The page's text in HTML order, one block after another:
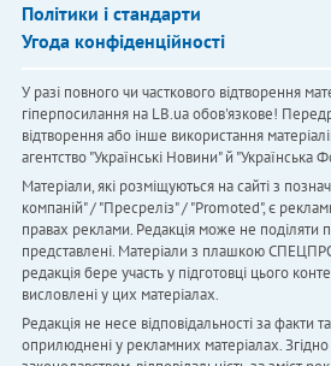
Політики і стандарти
Угода конфіденційності
У разі повного чи часткового відтворення
гіперпосилання на LB.ua обов'язкове!
відтворення або інше використання
агентство "Українськi Новини" й "Українська
Матеріали, які розміщуються на сайті з
компаній" / "Пресреліз" / "Promoted", є
правах реклами. Редакція може не поділяти
представлені. Матеріали з плашкою
редакція бере участь у підготовці цього
висловлені у цих матеріалах.
Редакція не несе відповідальності за факти
оприлюднені у рекламних матеріалах.